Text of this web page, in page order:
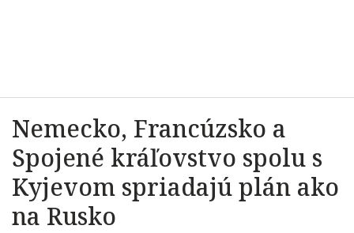
Nemecko, Francúzsko a
Spojené kráľovstvo spolu s
Kyjevom spriadajú plán ako
na Rusko